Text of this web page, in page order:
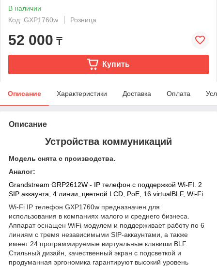
В наличии
Код: GXP1760w
Розница
52 000 ₸
Купить
Описание Характеристики Доставка Оплата
Описание
Устройства коммуникаций
Модель снята с производства.
Аналог:
Grandstream GRP2612W - IP телефон с поддержкой Wi-FI. 2
SIP аккаунта, 4 линии, цветной LCD, PoE, 16 virtualBLF, Wi-Fi
Wi-Fi IP телефон GXP1760w предназначен для
использования в компаниях малого и среднего бизнеса.
Аппарат оснащен WiFi модулем и поддерживает работу по 6
линиям с тремя независимыми SIP-аккаунтами, а также
имеет 24 программируемые виртуальные клавиши BLF.
Стильный дизайн, качественный экран с подсветкой и
продуманная эргономика гарантируют высокий уровень